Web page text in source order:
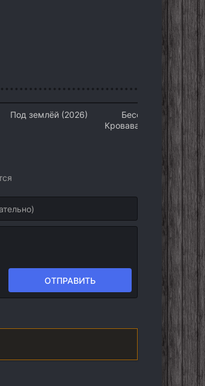
Под землёй (2026)
Бессмертный 2:
Кровавая дорога домой
ОТПРАВИТЬ